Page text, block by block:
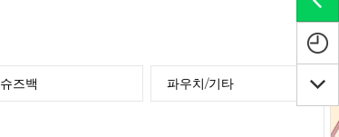
슈즈백 파우치/기타